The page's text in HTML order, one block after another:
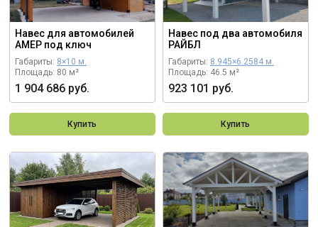
Навес для автомобилей
АМЕР под ключ
Габариты: 8×10 м.
Площадь: 80 м²
1 904 686 руб.
Купить
Навес под два автомобиля
РАЙБЛ
Габариты: 8.945×6.2584 м.
Площадь: 46.5 м²
923 101 руб.
Купить